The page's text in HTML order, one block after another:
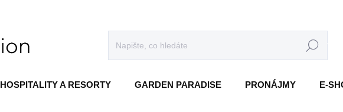
HLEDAT
HOSPITALITY A RESORTY GARDEN PARADISE PRONÁJMY E-